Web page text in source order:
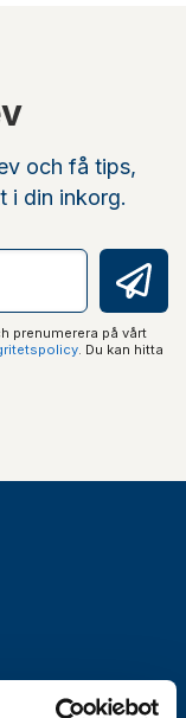
och få tips,
i din inkorg.
prenumerera på vårt
. Du kan hitta